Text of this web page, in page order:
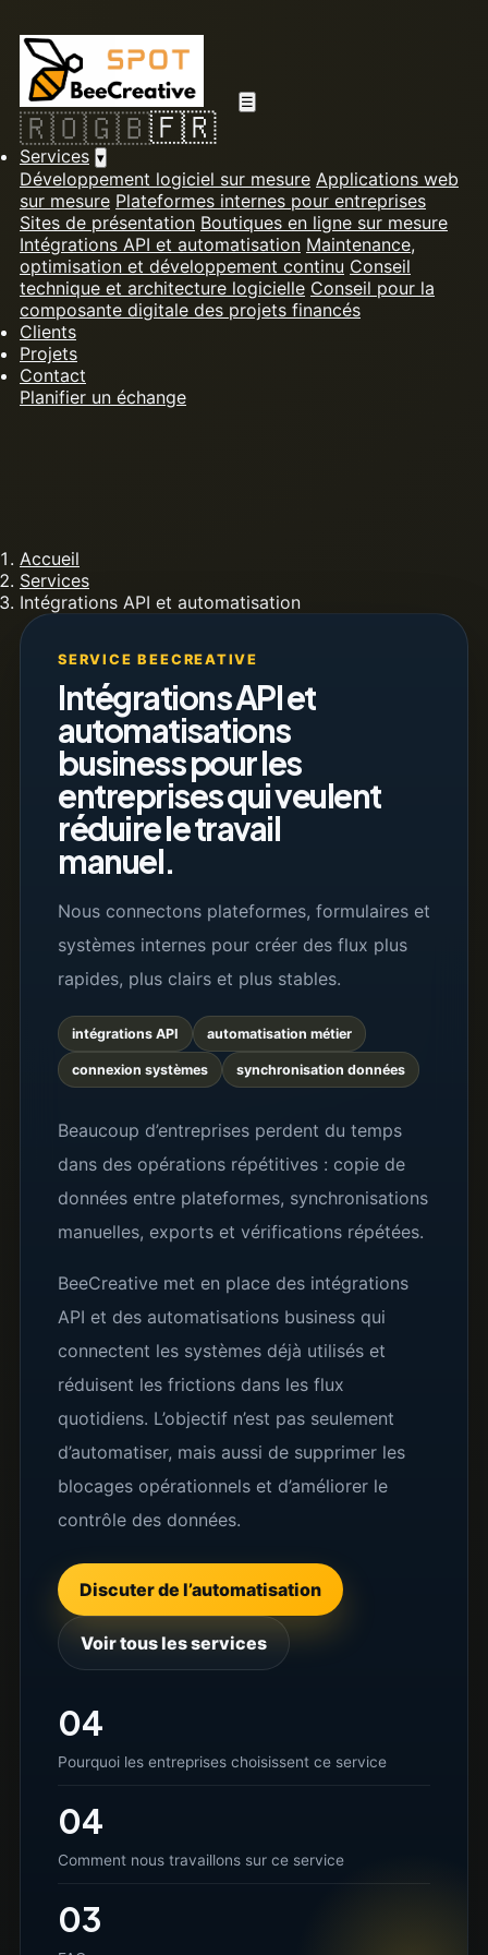
☰
🇷🇴🇬🇧🇫🇷
Services ▾
Développement logiciel sur mesure Applications web
sur mesure Plateformes internes pour entreprises
Sites de présentation Boutiques en ligne sur mesure
Intégrations API et automatisation Maintenance,
optimisation et développement continu Conseil
technique et architecture logicielle Conseil pour la
composante digitale des projets financés
Clients
Projets
Contact
Planifier un échange
Accueil
Services
Intégrations API et automatisation
SERVICE BEECREATIVE
Intégrations API et
automatisations
business pour les
entreprises qui veulent
réduire le travail
manuel.
Nous connectons plateformes, formulaires et
systèmes internes pour créer des flux plus
rapides, plus clairs et plus stables.
intégrations API automatisation métier
connexion systèmes synchronisation données
Beaucoup d’entreprises perdent du temps
dans des opérations répétitives : copie de
données entre plateformes, synchronisations
manuelles, exports et vérifications répétées.
BeeCreative met en place des intégrations
API et des automatisations business qui
connectent les systèmes déjà utilisés et
réduisent les frictions dans les flux
quotidiens. L’objectif n’est pas seulement
d’automatiser, mais aussi de supprimer les
blocages opérationnels et d’améliorer le
contrôle des données.
Discuter de l’automatisation
Voir tous les services
04
Pourquoi les entreprises choisissent ce service
04
Comment nous travaillons sur ce service
03